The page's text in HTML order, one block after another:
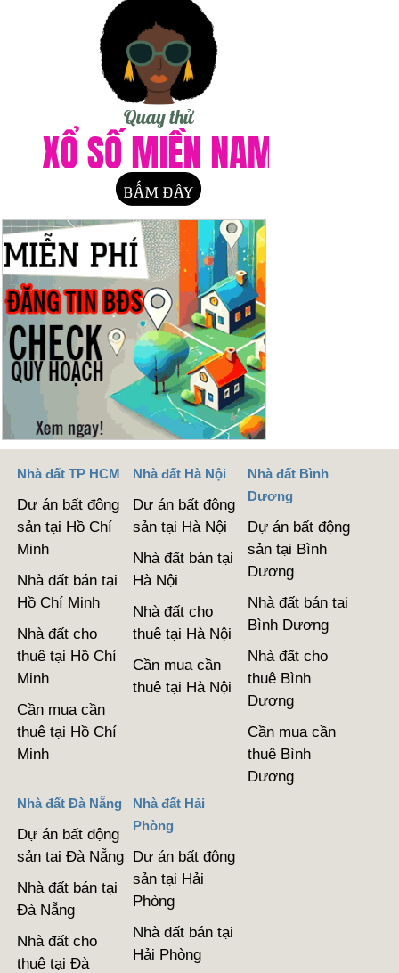
Nhà đất TP HCM
Dự án bất động
sản tại Hồ Chí
Minh
Nhà đất bán tại
Hồ Chí Minh
Nhà đất cho
thuê tại Hồ Chí
Minh
Cần mua cần
thuê tại Hồ Chí
Minh
Nhà đất Hà Nội
Dự án bất động
sản tại Hà Nội
Nhà đất bán tại
Hà Nội
Nhà đất cho
thuê tại Hà Nội
Cần mua cần
thuê tại Hà Nội
Nhà đất Bình
Dương
Dự án bất động
sản tại Bình
Dương
Nhà đất bán tại
Bình Dương
Nhà đất cho
thuê Bình
Dương
Cần mua cần
thuê Bình
Dương
Nhà đất Đà Nẵng
Dự án bất động
sản tại Đà Nẵng
Nhà đất bán tại
Đà Nẵng
Nhà đất cho
thuê tại Đà
Nhà đất Hải
Phòng
Dự án bất động
sản tại Hải
Phòng
Nhà đất bán tại
Hải Phòng